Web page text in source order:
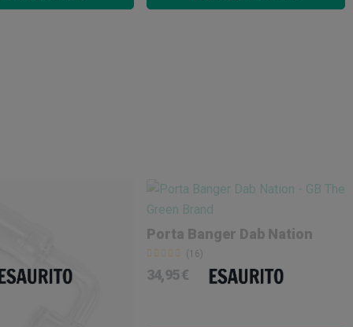
Porta Banger Dab Nation
(16)
34,95 €